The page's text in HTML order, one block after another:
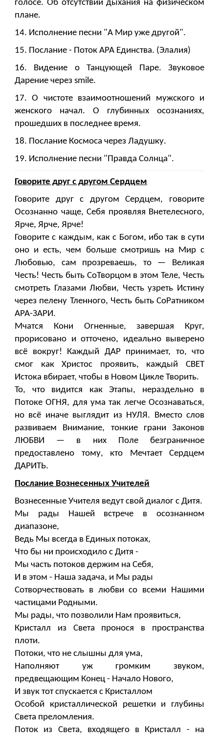
голосе. Об отсутствии дыхания на физическом
плане.
14. Исполнение песни "А Мир уже другой".
15. Послание - Поток АРА Единства. (Элалия)
16. Видение о Танцующей Паре. Звуковое
Дарение через smile.
17. О чистоте взаимоотношений мужского и
женского начал. О глубинных осознаниях,
прошедших в последнее время.
18. Послание Космоса через Ладушку.
19. Исполнение песни "Правда Солнца".
Говорите друг с другом Сердцем
Говорите друг с другом Сердцем, говорите
Осознанно чаще, Себя проявляя Внетелесного,
Ярче, Ярче, Ярче!
Говорите с каждым, как с Богом, ибо так в сути
оно и есть, чем больше смотришь на Мир с
Любовью, сам прозреваешь, то — Великая
Честь! Честь быть СоТворцом в этом Теле, Честь
смотреть Глазами Любви, Честь узреть Истину
через пелену Тленного, Честь быть СоРатником
АРА-ЗАРИ.
Мчатся Кони Огненные, завершая Круг,
прорисовано и отточено, идеально выверено
всё вокруг! Каждый ДАР принимает, то, что
смог как Христос проявить, каждый СВЕТ
Истока вбирает, чтобы в Новом Цикле Творить.
То, что видится как Этапы, нераздельно в
Потоке ОГНЯ, для ума так легче Осознаваться,
но всё иначе выглядит из НУЛЯ. Вместо слов
развиваем Внимание, тонкие грани Законов
ЛЮБВИ — в них Поле безграничное
предоставлено тому, кто Мечтает Сердцем
ДАРИТЬ.
Послание Вознесенных Учителей
Вознесенные Учителя ведут свой диалог с Дитя.
Мы рады Нашей встрече в осознанном
диапазоне,
Ведь Мы всегда в Единых потоках,
Что бы ни происходило с Дитя -
Мы часть потоков держим на Себя,
И в этом - Наша задача, и Мы рады
Сотворчествовать в любви со всеми Нашими
частицами Родными.
Мы рады, что позволили Нам проявиться,
Кристалл из Света пронося в пространства
плоти.
Потоки, что не слышны для ума,
Наполняют уж громким звуком,
предвещающим Конец - Начало Нового,
И звук тот спускается с Кристаллом
Особой кристаллической решетки и глубины
Света преломления.
Поток из Света, входящего в Кристалл - на